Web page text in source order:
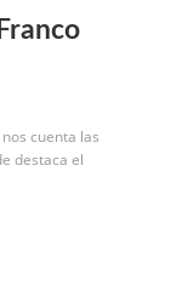
cuenta las
destaca el